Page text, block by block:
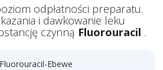
odpłatności preparatu.
i dawkowanie leku
czynną Fluorouracil .
Ebewe